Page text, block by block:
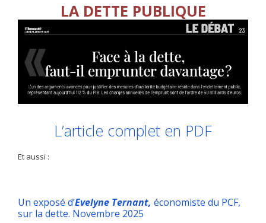
LA DETTE PUBLIQUE
L’article complet en PDF
Et aussi :
Un exposé d’Evelyne Ternant, économiste du PCF,
sur la dette. Novembre 2025